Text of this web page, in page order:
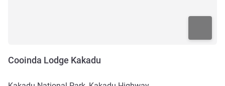
Cooinda Lodge Kakadu